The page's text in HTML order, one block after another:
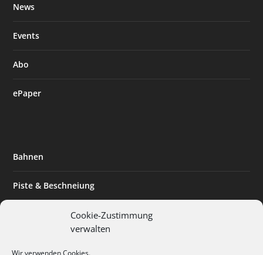
Cookie-Zustimmung
verwalten
News
Events
Abo
ePaper
Bahnen
Piste & Beschneiung